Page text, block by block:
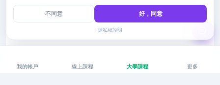
我的帳戶 線上課程 大學課程 更多
不同意 好，同意
隱私權說明